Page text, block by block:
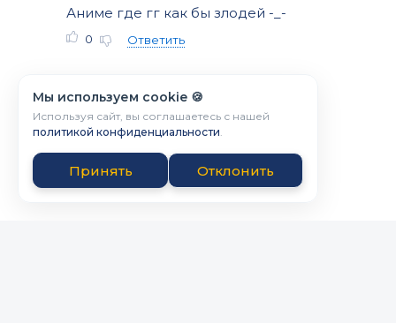
Аниме где гг как бы злодей -_-
0 Ответить
Мы используем cookie 🍪
Используя сайт, вы соглашаетесь с нашей
политикой конфиденциальности.
Принять Отклонить